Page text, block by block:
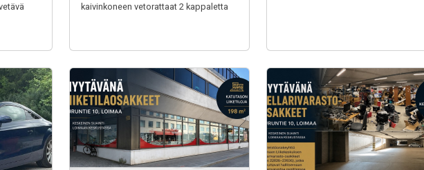
kaivinkoneen vetorattaat 2 kappaletta